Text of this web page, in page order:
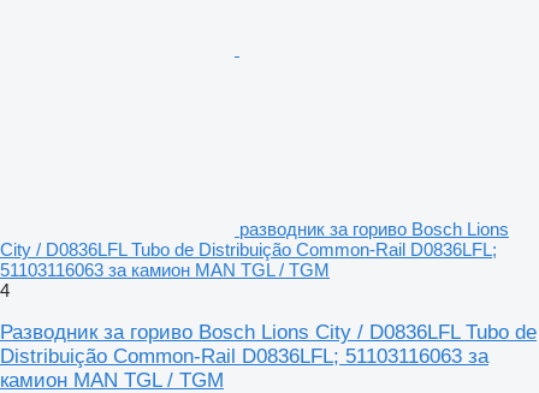
разводник за гориво Bosch Lions
City / D0836LFL Tubo de Distribuição Common-Rail D0836LFL;
51103116063 за камион MAN TGL / TGM
4
Разводник за гориво Bosch Lions City / D0836LFL Tubo de
Distribuição Common-Rail D0836LFL; 51103116063 за
камион MAN TGL / TGM